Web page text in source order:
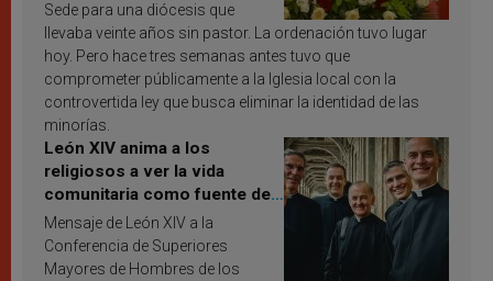
Sede para una diócesis que
llevaba veinte años sin pastor. La ordenación tuvo lugar
hoy. Pero hace tres semanas antes tuvo que
comprometer públicamente a la Iglesia local con la
controvertida ley que busca eliminar la identidad de las
minorías.
León XIV anima a los
religiosos a ver la vida
comunitaria como fuente de
inspiración y santificación
Mensaje de León XIV a la
Conferencia de Superiores
Mayores de Hombres de los